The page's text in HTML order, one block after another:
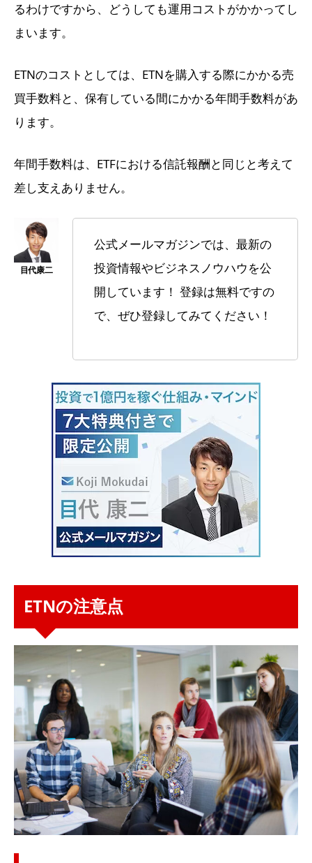
るわけですから、どうしても運用コストがかかってし
まいます。
ETNのコストとしては、ETNを購入する際にかかる売
買手数料と、保有している間にかかる年間手数料があ
ります。
年間手数料は、ETFにおける信託報酬と同じと考えて
差し支えありません。
公式メールマガジンでは、最新の
投資情報やビジネスノウハウを公
開しています！ 登録は無料ですの
で、ぜひ登録してみてください！
ETNの注意点